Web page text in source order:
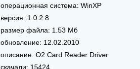
операционная система: WinXP
версия: 1.0.2.8
размер файла: 1.53 Мб
обновление: 12.02.2010
описание: O2 Card Reader Driver
скачали: 15424